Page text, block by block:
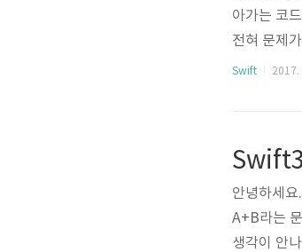
아가는 코
전혀 문제
현상이 발
Swift 2017.
안녕하세
A+B라는
생각이 안